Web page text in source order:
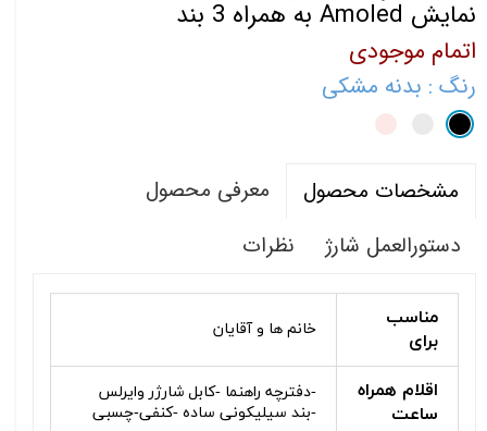
نمایش Amoled به همراه 3 بند
اتمام موجودی
رنگ : بدنه مشکی
مشخصات محصول
معرفی محصول
دستورالعمل شارژ
نظرات
مناسب
برای
خانم ها و آقایان
اقلام همراه
ساعت
-دفترچه راهنما -کابل شارژر وایرلس
-بند سیلیکونی ساده -کنفی-چسبی